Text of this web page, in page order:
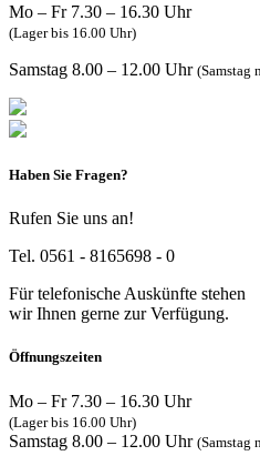
Mo – Fr 7.30 – 16.30 Uhr
(Lager bis 16.00 Uhr)
Samstag 8.00 – 12.00 Uhr (Samstag
Haben Sie Fragen?
Rufen Sie uns an!
Tel. 0561 - 8165698 - 0
Für telefonische Auskünfte stehen
wir Ihnen gerne zur Verfügung.
Öffnungszeiten
Mo – Fr 7.30 – 16.30 Uhr
(Lager bis 16.00 Uhr)
Samstag 8.00 – 12.00 Uhr (Samstag